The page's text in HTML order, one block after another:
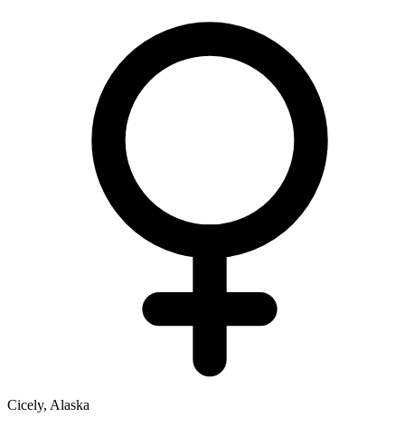
Cicely, Alaska